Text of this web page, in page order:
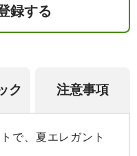
録する
ク 注意事項
で、夏エレガント